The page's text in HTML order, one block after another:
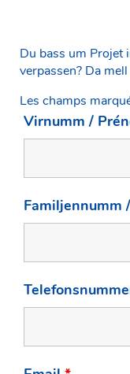
Du bass um Projet
verpassen? Da
Les champs
Virnumm /
Familjennumm